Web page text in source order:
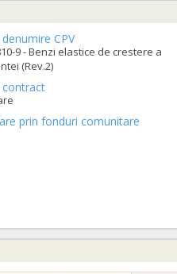
CPV
9 - Benzi elastice de crestere a
(Rev.2)
contract
prin fonduri comunitare